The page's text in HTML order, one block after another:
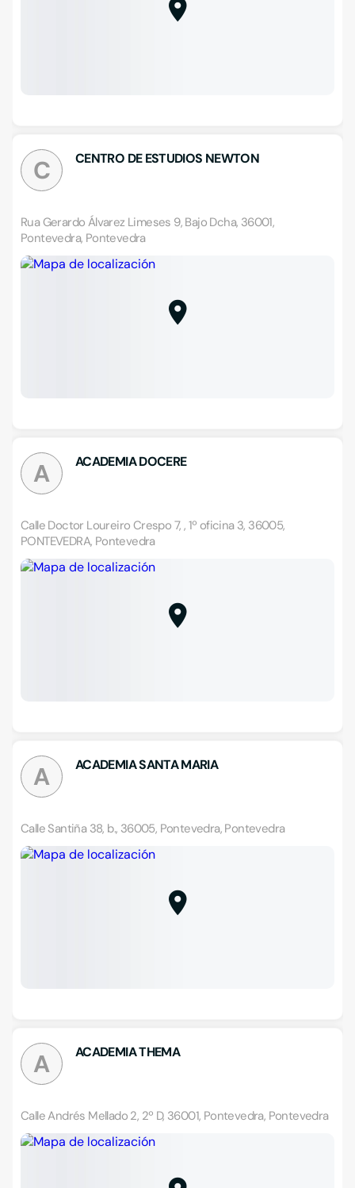
C CENTRO DE ESTUDIOS NEWTON
Rua Gerardo Álvarez Limeses 9, Bajo Dcha, 36001,
Pontevedra, Pontevedra
A ACADEMIA DOCERE
Calle Doctor Loureiro Crespo 7, , 1º oficina 3, 36005,
PONTEVEDRA, Pontevedra
A ACADEMIA SANTA MARIA
Calle Santiña 38, b., 36005, Pontevedra, Pontevedra
A ACADEMIA THEMA
Calle Andrés Mellado 2, 2º D, 36001, Pontevedra, Pontevedra